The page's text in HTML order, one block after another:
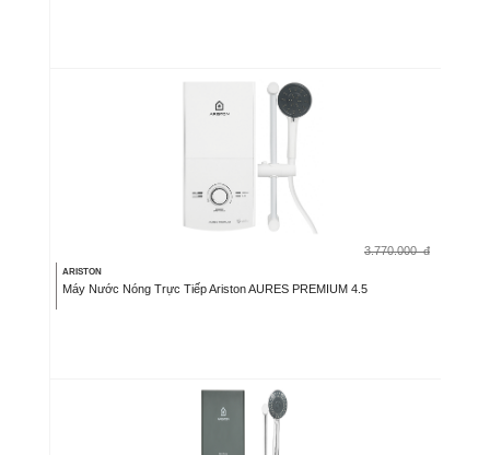
3.770.000 đ
ARISTON
Máy Nước Nóng Trực Tiếp Ariston AURES PREMIUM 4.5